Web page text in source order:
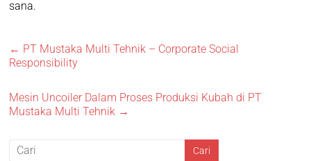
sana.
← PT Mustaka Multi Tehnik – Corporate Social
Responsibility
Mesin Uncoiler Dalam Proses Produksi Kubah di PT
Mustaka Multi Tehnik →